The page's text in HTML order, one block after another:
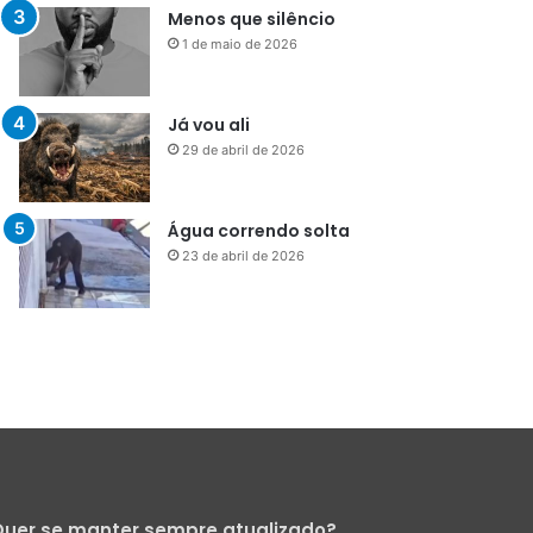
Menos que silêncio
1 de maio de 2026
Já vou ali
29 de abril de 2026
Água correndo solta
23 de abril de 2026